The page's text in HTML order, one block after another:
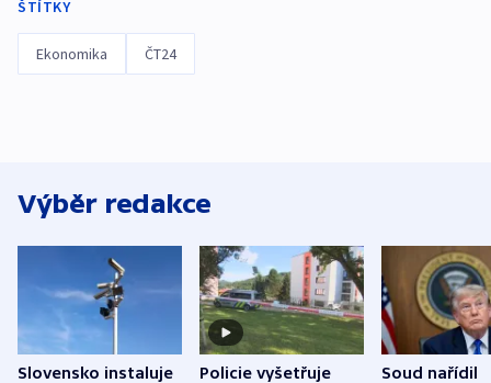
ŠTÍTKY
Ekonomika ČT24
Výběr redakce
Slovensko instaluje
Policie vyšetřuje
Soud nařídil